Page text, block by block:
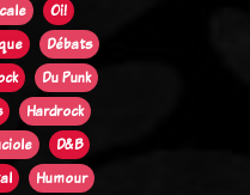
Oi!
Débats
Du Punk
Hardrock
D&B
Humour